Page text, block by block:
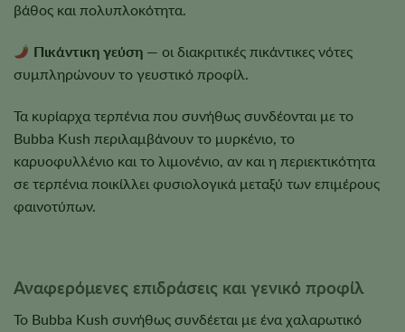
βάθος και πολυπλοκότητα.
Πικάντικη γεύση — οι διακριτικές πικάντικες νότες
συμπληρώνουν το γευστικό προφίλ.
Τα κυρίαρχα τερπένια που συνήθως συνδέονται με το
Bubba Kush περιλαμβάνουν το μυρκένιο, το
καρυοφυλλένιο και το λιμονένιο, αν και η περιεκτικότητα
σε τερπένια ποικίλλει φυσιολογικά μεταξύ των επιμέρους
φαινοτύπων.
Αναφερόμενες επιδράσεις και γενικό προφίλ
Το Bubba Kush συνήθως συνδέεται με ένα χαλαρωτικό